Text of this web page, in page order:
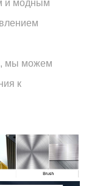
и модным
мы можем
к